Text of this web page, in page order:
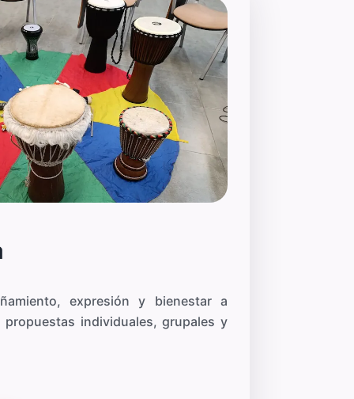
expresión y bienestar a
individuales, grupales y